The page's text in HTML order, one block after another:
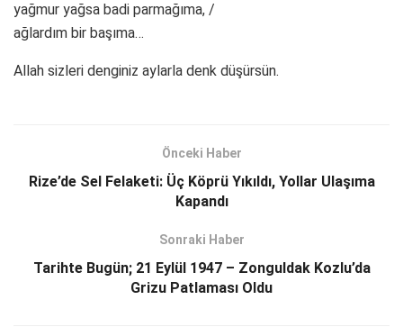
yağmur yağsa badi parmağıma, /
ağlardım bir başıma…
Allah sizleri denginiz aylarla denk düşürsün.
Önceki Haber
Rize’de Sel Felaketi: Üç Köprü Yıkıldı, Yollar Ulaşıma
Kapandı
Sonraki Haber
Tarihte Bugün; 21 Eylül 1947 – Zonguldak Kozlu’da
Grizu Patlaması Oldu